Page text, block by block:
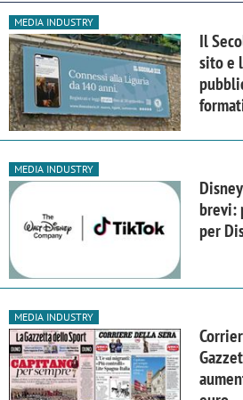
MEDIA INDUSTRY
Il
sito e
MEDIA INDUSTRY
brevi:
per
MEDIA INDUSTRY